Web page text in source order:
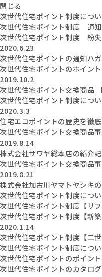
閉じる
次世代住宅ポイント制度につ
次世代住宅ポイント制度 通
次世代住宅ポイント制度 紛
2020.6.23
次世代住宅ポイントの通知ハ
次世代住宅ポイントのポイン
2019.10.2
次世代住宅ポイント交換商品
次世代住宅ポイント制度につ
2020.3.3
住宅エコポイントの歴史を徹
次世代住宅ポイント交換商品
2019.8.14
株式会社サワヤ総本店の紹介
次世代住宅ポイント交換商品
2019.8.21
株式会社加古川ヤマトヤシキ
次世代住宅ポイント制度につ
次世代住宅ポイント制度【リフ
次世代住宅ポイント制度【新築
2020.1.14
次世代住宅ポイント制度【二世
次世代住宅ポイント制度につ
次世代住宅ポイントのポイン
次世代住宅ポイントのカタログ